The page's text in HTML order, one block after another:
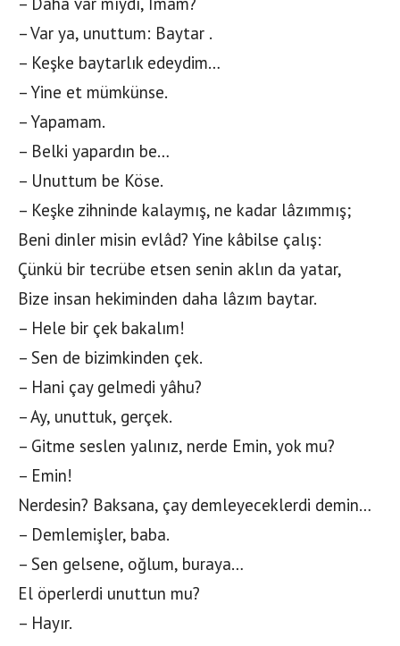
– Var ya, unuttum: Baytar .
– Keşke baytarlık edeydim…
– Yine et mümkünse.
– Yapamam.
– Belki yapardın be…
– Unuttum be Köse.
– Keşke zihninde kalaymış, ne kadar lâzımmış;
Beni dinler misin evlâd? Yine kâbilse çalış:
Çünkü bir tecrübe etsen senin aklın da yatar,
Bize insan hekiminden daha lâzım baytar.
– Hele bir çek bakalım!
– Sen de bizimkinden çek.
– Hani çay gelmedi yâhu?
– Ay, unuttuk, gerçek.
– Gitme seslen yalınız, nerde Emin, yok mu?
– Emin!
Nerdesin? Baksana, çay demleyeceklerdi demin…
– Demlemişler, baba.
– Sen gelsene, oğlum, buraya…
El öperlerdi unuttun mu?
– Hayır.